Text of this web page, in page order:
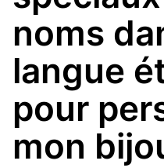
noms
langue
pour
mon